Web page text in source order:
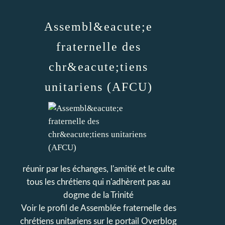
Assembl&eacute;e
fraternelle des
chr&eacute;tiens
unitariens (AFCU)
réunir par les échanges, l'amitié et le culte
tous les chrétiens qui n'adhèrent pas au
dogme de la Trinité
Voir le profil deAssemblée fraternelle des
chrétiens unitariens sur le portail Overblog